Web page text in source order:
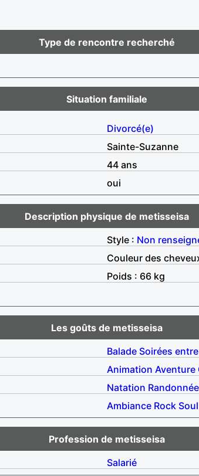
Type de rencontre recherché
Situation familiale
Divorcé(e)
Sainte-Suzanne
44 ans
oui
Description physique de metisseisa
Style : Non
Couleur des
Poids : 66 kg
Les goûts de metisseisa
Balade Soirées
Animation Aventure
Natation Randonnée
Ambiance Rock Soul
Profession de metisseisa
Salarié